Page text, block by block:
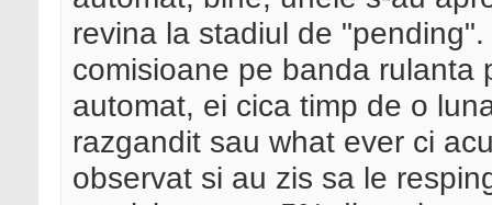
revina la stadiul de
comisioane pe banda rulanta
automat, ei cica timp de o
razgandit sau what ever ci
observat si au zis sa le